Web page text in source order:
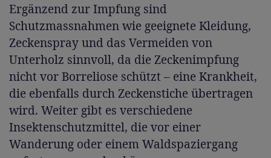
Ergänzend zur Impfung sind
Schutzmassnahmen wie geeignete Kleidung,
Zeckenspray und das Vermeiden von
Unterholz sinnvoll, da die Zeckenimpfung
nicht vor Borreliose schützt – eine Krankheit,
die ebenfalls durch Zeckenstiche übertragen
wird. Weiter gibt es verschiedene
Insektenschutzmittel, die vor einer
Wanderung oder einem Waldspaziergang